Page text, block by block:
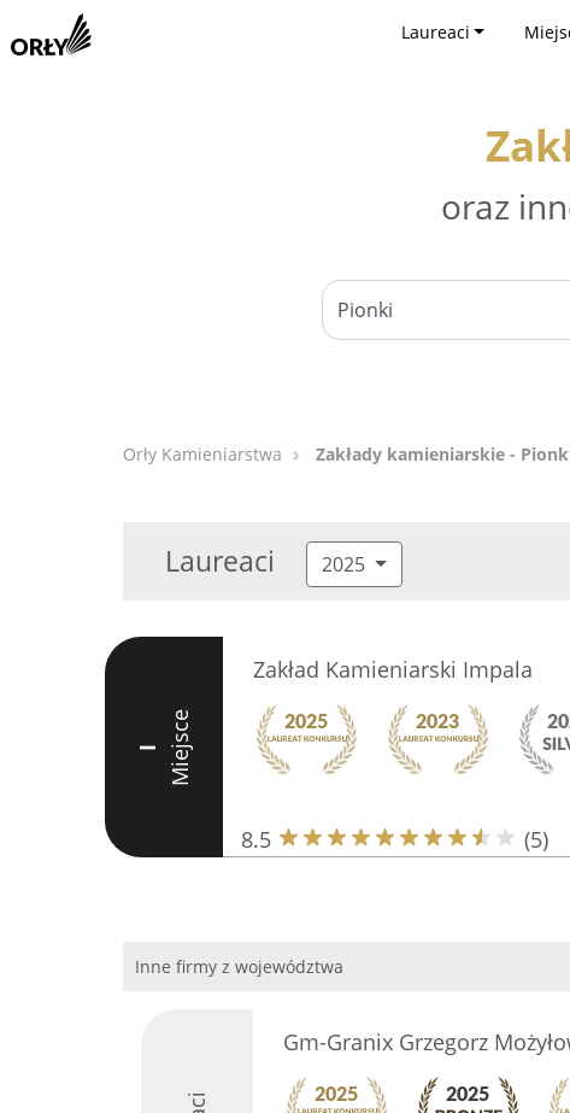
Laureaci
oraz
Orły Kamieniarstwa Zakłady kamieniarskie -
Laureaci 2025
I Miejsce
Zakład Kamieniarski Impala
8.5 (5)
Inne firmy z województwa
Gm-Granix Grzegorz